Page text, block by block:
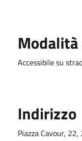
Modalità
Accessibile su
Indirizzo
Piazza Cavour,